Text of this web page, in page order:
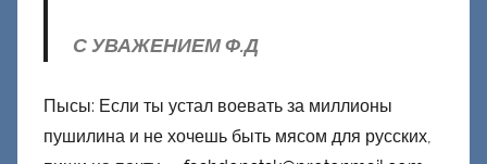
С УВАЖЕНИЕМ Ф.Д
Пысы: Если ты устал воевать за миллионы
пушилина и не хочешь быть мясом для русских,